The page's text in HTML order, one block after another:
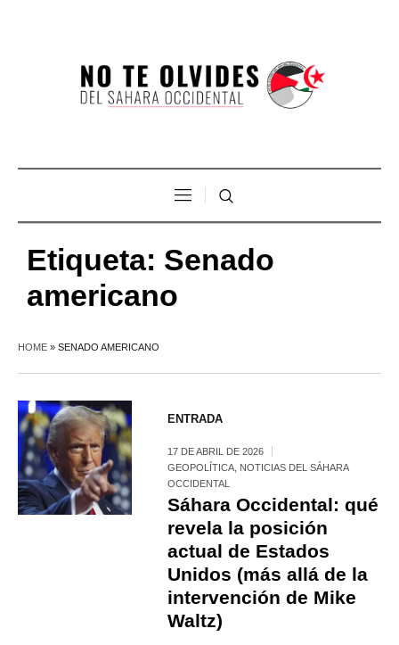
Etiqueta: Senado
americano
HOME » SENADO AMERICANO
ENTRADA
17 DE ABRIL DE 2026
GEOPOLÍTICA NOTICIAS DEL SÁHARA
OCCIDENTAL
Sáhara Occidental: qué
revela la posición
actual de Estados
Unidos (más allá de la
intervención de Mike
Waltz)